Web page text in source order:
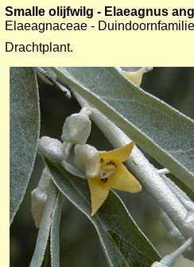
Smalle olijfwilg - Elaeagnus
Elaeagnaceae - Duindoornfamilie
Drachtplant.